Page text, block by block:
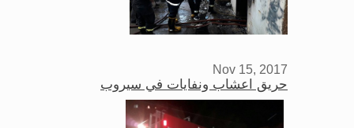
Nov 15, 2017
حريق اعشاب ونفايات في سيروب